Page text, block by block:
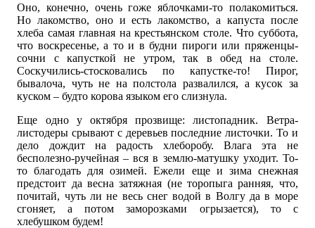
Оно, конечно, очень гоже яблочками-то полакомиться.
Но лакомство, оно и есть лакомство, а капуста после
хлеба самая главная на крестьянском столе. Что суббота,
что воскресенье, а то и в будни пироги или пряженцы-
сочни с капусткой не утром, так в обед на столе.
Соскучились-стосковались по капустке-то! Пирог,
бывалоча, чуть не на полстола развалился, а кусок за
куском – будто корова языком его слизнула.
Еще одно у октября прозвище: листопадник. Ветра-
листодеры срывают с деревьев последние листочки. То и
дело дождит на радость хлеборобу. Влага эта не
бесполезно-ручейная – вся в землю-матушку уходит. То-
то благодать для озимей. Ежели еще и зима снежная
предстоит да весна затяжная (не торопыга ранняя, что,
почитай, чуть ли не весь снег водой в Волгу да в море
сгоняет, а потом заморозками огрызается), то с
хлебушком будем!